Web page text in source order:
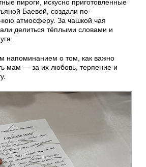
пироги, искусно приготовленные
Баевой, создали по-
атмосферу. За чашкой чая
делиться тёплыми словами и
напоминанием о том, как важно
мам — за их любовь, терпение и